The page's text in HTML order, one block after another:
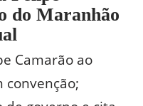
do Maranhão
Camarão ao
convenção;